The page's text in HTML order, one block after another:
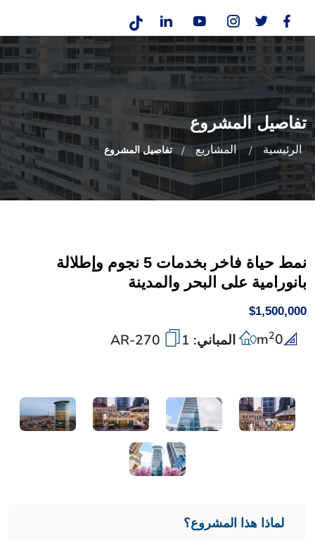
تفاصيل المشروع
الرئيسية المشاريع تفاصيل المشروع
نمط حياة فاخر بخدمات 5 نجوم وإطلالة
بانورامية على البحر والمدينة
$1,500,000
0
m2 المباني: 1
لماذا هذا المشروع؟